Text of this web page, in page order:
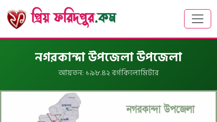
প্রিয় ফরিদপুর.কম
নগরকান্দা উপজেলা উপজেলা
আয়তন: ১৯৮.৪২ বর্গকিলোমিটার